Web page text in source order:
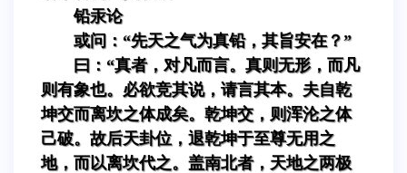
铅汞论
或问：“先天之气为真铅，其旨安在？”
曰：“真者，对凡而言。真则无形，而凡
则有象也。必欲竞其说，请言其本。夫自乾
坤交而离坎之体成矣。乾坤交，则浑沦之体
己破。故后天卦位，退乾坤于至尊无用之
地，而以离坎代之。盖南北者，天地之两极